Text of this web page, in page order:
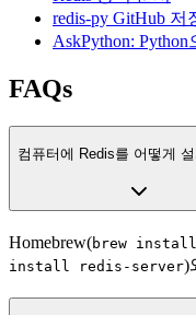
redis-py GitHub 저
AskPython:
FAQs
컴퓨터에 Redis를 어떻게
Homebrew(brew
install redis-server)